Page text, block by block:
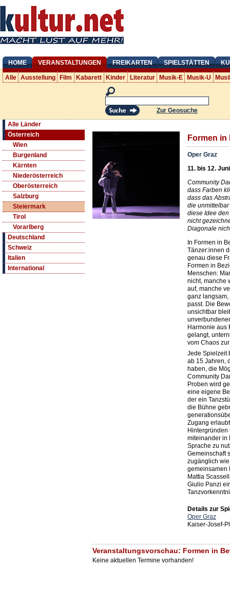
HOME VERANSTALTUNGEN FREIKARTEN SPIELSTÄTTEN
Alle Ausstellung Film Kabarett Kinder Literatur Musik-E Musik-U
Zur Geosuche
Alle Länder
Österreich
Wien
Burgenland
Kärnten
Niederösterreich
Oberösterreich
Salzburg
Steiermark
Tirol
Vorarlberg
Deutschland
Schweiz
Italien
International
Formen
Oper Graz
11. bis 12.
Community
dass Farben
dass das
die
diese Idee
nicht
Diagonale
In Formen in
Tänzer:innen
genau diese
Formen in
Menschen:
nicht, manche
auf, manche
ganz
passt. Die
unsichtbar
Harmonie aus
gelangt,
vom Chaos
Jede Spielzeit
ab 15 Jahren,
haben, die
Community
Proben wird
eine eigene
der ein
die Bühne
Zugang
miteinander in
Sprache zu
Gemeinschaft
zugänglich
gemeinsamen
Mattia
Giulio Panzi
Details zur
Oper Graz
Kaiser-Josef-
Veranstaltungsvorschau: Formen in
Keine aktuellen Termine vorhanden!